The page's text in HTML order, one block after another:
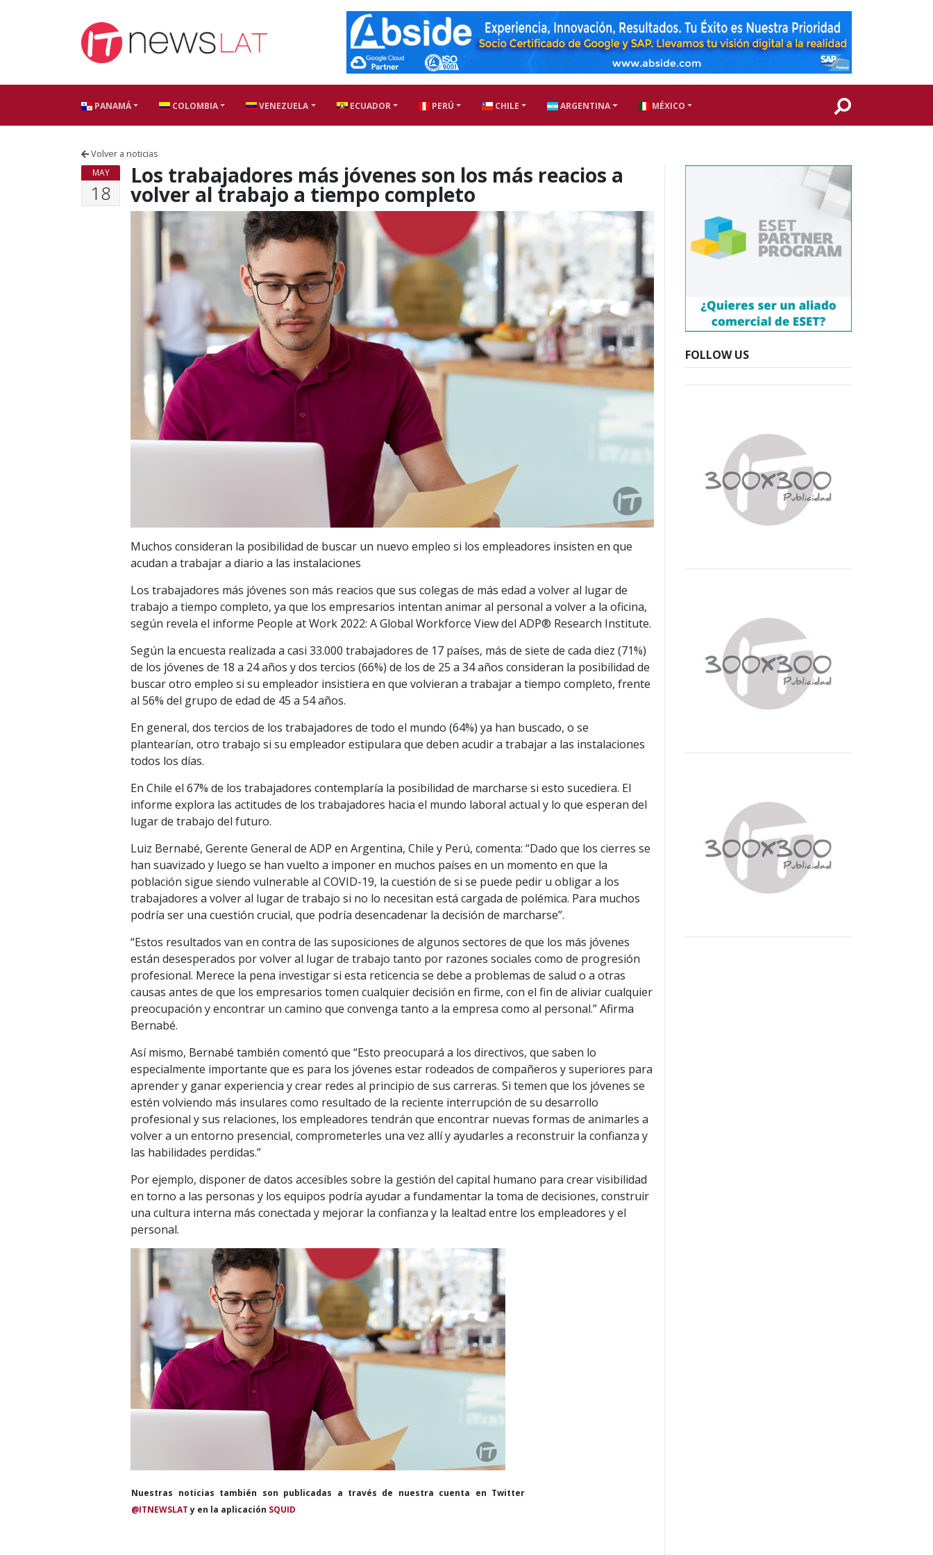
PANAMÁ COLOMBIA VENEZUELA ECUADOR PERÚ CHILE ARGENTINA MÉXICO
Volver a noticias
MAY
18
Los trabajadores más jóvenes son los más reacios a
volver al trabajo a tiempo completo
Muchos consideran la posibilidad de buscar un nuevo empleo si los empleadores insisten en que
acudan a trabajar a diario a las instalaciones
Los trabajadores más jóvenes son más reacios que sus colegas de más edad a volver al lugar de
trabajo a tiempo completo, ya que los empresarios intentan animar al personal a volver a la oficina,
según revela el informe People at Work 2022: A Global Workforce View del ADP® Research Institute.
Según la encuesta realizada a casi 33.000 trabajadores de 17 países, más de siete de cada diez (71%)
de los jóvenes de 18 a 24 años y dos tercios (66%) de los de 25 a 34 años consideran la posibilidad de
buscar otro empleo si su empleador insistiera en que volvieran a trabajar a tiempo completo, frente
al 56% del grupo de edad de 45 a 54 años.
En general, dos tercios de los trabajadores de todo el mundo (64%) ya han buscado, o se
plantearían, otro trabajo si su empleador estipulara que deben acudir a trabajar a las instalaciones
todos los días.
En Chile el 67% de los trabajadores contemplaría la posibilidad de marcharse si esto sucediera. El
informe explora las actitudes de los trabajadores hacia el mundo laboral actual y lo que esperan del
lugar de trabajo del futuro.
Luiz Bernabé, Gerente General de ADP en Argentina, Chile y Perú, comenta: “Dado que los cierres se
han suavizado y luego se han vuelto a imponer en muchos países en un momento en que la
población sigue siendo vulnerable al COVID-19, la cuestión de si se puede pedir u obligar a los
trabajadores a volver al lugar de trabajo si no lo necesitan está cargada de polémica. Para muchos
podría ser una cuestión crucial, que podría desencadenar la decisión de marcharse”.
“Estos resultados van en contra de las suposiciones de algunos sectores de que los más jóvenes
están desesperados por volver al lugar de trabajo tanto por razones sociales como de progresión
profesional. Merece la pena investigar si esta reticencia se debe a problemas de salud o a otras
causas antes de que los empresarios tomen cualquier decisión en firme, con el fin de aliviar cualquier
preocupación y encontrar un camino que convenga tanto a la empresa como al personal.” Afirma
Bernabé.
Así mismo, Bernabé también comentó que “Esto preocupará a los directivos, que saben lo
especialmente importante que es para los jóvenes estar rodeados de compañeros y superiores para
aprender y ganar experiencia y crear redes al principio de sus carreras. Si temen que los jóvenes se
estén volviendo más insulares como resultado de la reciente interrupción de su desarrollo
profesional y sus relaciones, los empleadores tendrán que encontrar nuevas formas de animarles a
volver a un entorno presencial, comprometerles una vez allí y ayudarles a reconstruir la confianza y
las habilidades perdidas.”
Por ejemplo, disponer de datos accesibles sobre la gestión del capital humano para crear visibilidad
en torno a las personas y los equipos podría ayudar a fundamentar la toma de decisiones, construir
una cultura interna más conectada y mejorar la confianza y la lealtad entre los empleadores y el
personal.
Nuestras noticias también son publicadas a través de nuestra cuenta en Twitter
@ITNEWSLATy en la aplicación SQUID
FOLLOW US